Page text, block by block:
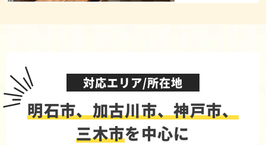
対応エリア/所在地
明石市、加古川市、神戸市、
三木市を中心に